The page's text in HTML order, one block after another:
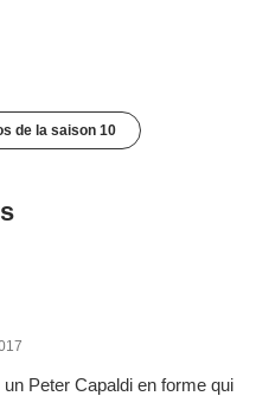
de la saison 10
Peter Capaldi en forme qui